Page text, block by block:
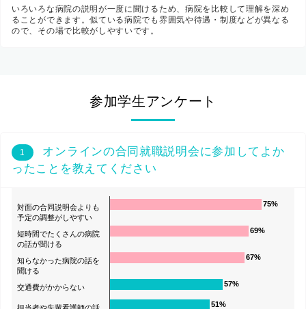
いろいろな病院の説明が一度に聞けるため、病院を比較して理解を深め
ることができます。似ている病院でも雰囲気や待遇・制度などが異なる
ので、その場で比較がしやすいです。
参加学生アンケート
1
オンラインの合同就職説明会に参加してよか
ったことを教えてください
対面の合同説明会よりも
予定の調整がしやすい
75%
短時間でたくさんの病院
の話が聞ける
69%
知らなかった病院の話を
聞ける
67%
交通費がかからない 57%
51%